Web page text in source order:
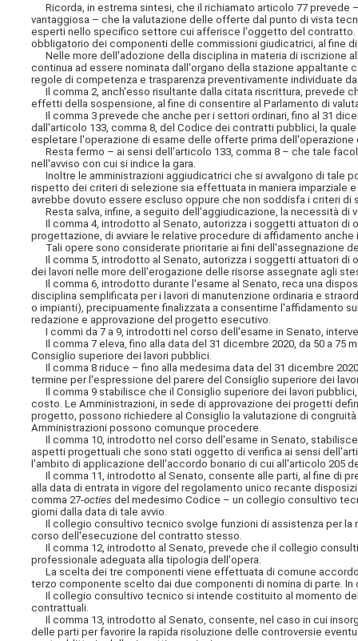
Ricorda, in estrema sintesi, che il richiamato articolo 77
vantaggiosa – che la valutazione delle offerte dal punto di vista
esperti nello specifico settore cui afferisce l'oggetto del contratto.
obbligatorio dei componenti delle commissioni giudicatrici, al fine
Nelle more dell'adozione della disciplina in materia di iscrizione
continua ad essere nominata dall'organo della stazione
regole di competenza e trasparenza preventivamente individuate
Il comma 2, anch'esso risultante dalla citata riscrittura, prevede
effetti della sospensione, al fine di consentire al Parlamento di
Il comma 3 prevede che anche per i settori ordinari, fino al 31
dall'articolo 133, comma 8, del Codice dei contratti pubblici, la
espletare l'operazione di esame delle offerte prima
Resta fermo – ai sensi dell'articolo 133, comma 8 – che tale
nell'avviso con cui si indice la gara.
Inoltre le amministrazioni aggiudicatrici che si avvalgono di tale
rispetto dei criteri di selezione sia effettuata inmaniera imparziale
avrebbe dovuto essere escluso oppure che non soddisfa i criteri
Resta salva, infine, a seguito dell'aggiudicazione, la necessità di
Il comma 4, introdotto al Senato, autorizza i soggetti attuatori di
progettazione, di avviare le relative procedure di affidamento
Tali opere sono considerate prioritarie ai fini dell'assegnazione
Il comma 5, introdotto al Senato, autorizza i soggetti attuatori di
dei lavori nelle more dell'erogazione delle risorse assegnate agli
Il comma 6, introdotto durante l'esame al Senato, reca una
disciplina semplificata per i lavori di manutenzione ordinaria e
o impianti), precipuamente finalizzata a consentirne l'affidamento
redazione e approvazione del progetto esecutivo.
I commi da 7 a 9, introdotti nel corso dell'esame in Senato,
Il comma 7 eleva, fino alla data del 31 dicembre 2020, da 50 a
Consiglio superiore dei lavori pubblici.
Il comma 8 riduce – fino alla medesima data del 31 dicembre
termine per l'espressione del parere del Consiglio superiore dei
Il comma 9 stabilisce che il Consiglio superiore dei lavori
costo. Le Amministrazioni, in sede di approvazione dei progetti
progetto, possono richiedere al Consiglio la valutazione di
Amministrazioni possono comunque procedere.
Il comma 10, introdotto nel corso dell'esame in Senato,
aspetti progettuali che sono stati oggetto di verifica ai sensi
l'ambito di applicazione dell'accordo bonario di cui all'articolo 205
Il comma 11, introdotto al Senato, consente alle parti, al fine di
alla data di entrata in vigore del regolamento unico recante
comma 27-octies del medesimo Codice – un collegio consultivo
giorni dalla data di tale avvio.
Il collegio consultivo tecnico svolge funzioni di assistenza per la
corso dell'esecuzione del contratto stesso.
Il comma 12, introdotto al Senato, prevede che il collegio
professionale adeguata alla tipologia dell'opera.
La scelta dei tre componenti viene effettuata di comune
terzo componente scelto dai due componenti di nomina di parte.
Il collegio consultivo tecnico si intende costituito al momento
contrattuali.
Il comma 13, introdotto al Senato, consente, nel caso in cui
delle parti per favorire la rapida risoluzione delle controversie